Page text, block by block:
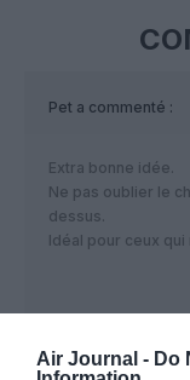
Air Journal - Do
Pet a commenté :
Extra bonne idée.
Ne pas oublier le
dessus.
Idéal pour ceux qui